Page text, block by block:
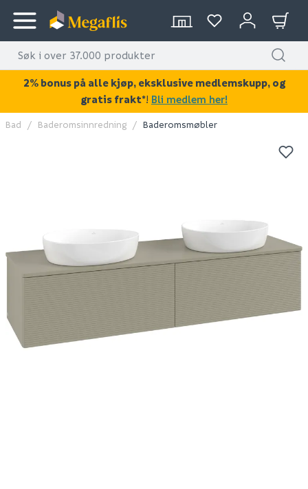
KAN DISSE VÆRE AV INTERESSE?
Hyper bokhylle eik
struktur
Bad Baderomsinnredning Baderomsmøbler
2% bonus på alle kjøp, eksklusive medlemskupp, og
gratis frakt*! Bli medlem her!